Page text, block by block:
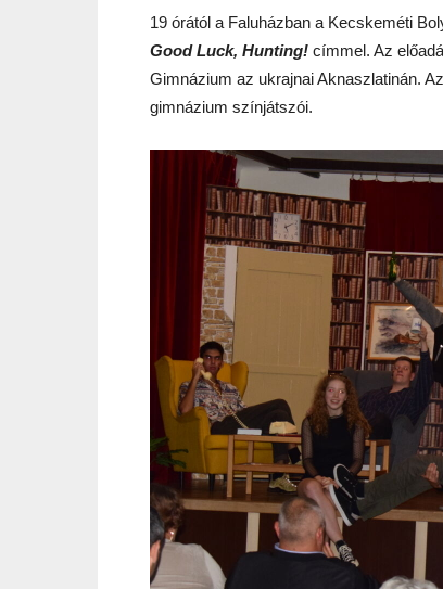
19 órától a Faluházban a Kecskeméti
Good Luck, Hunting! címmel. Az
Gimnázium az ukrajnai Aknaszlatinán.
gimnázium színjátszói.